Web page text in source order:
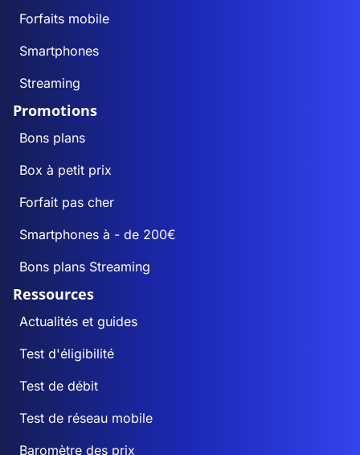
Forfaits mobile
Smartphones
Streaming
Promotions
Bons plans
Box à petit prix
Forfait pas cher
Smartphones à - de 200€
Bons plans Streaming
Ressources
Actualités et guides
Test d'éligibilité
Test de débit
Test de réseau mobile
Baromètre des prix